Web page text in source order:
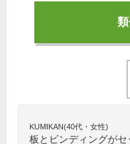
KUMIKAN(40代・女性)
板とビンディングが